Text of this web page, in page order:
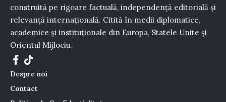
construită pe rigoare factuală, independență editorială și
relevanță internațională. Citită în medii diplomatice,
academice și instituționale din Europa, Statele Unite și
Orientul Mijlociu.
Despre noi
Contact